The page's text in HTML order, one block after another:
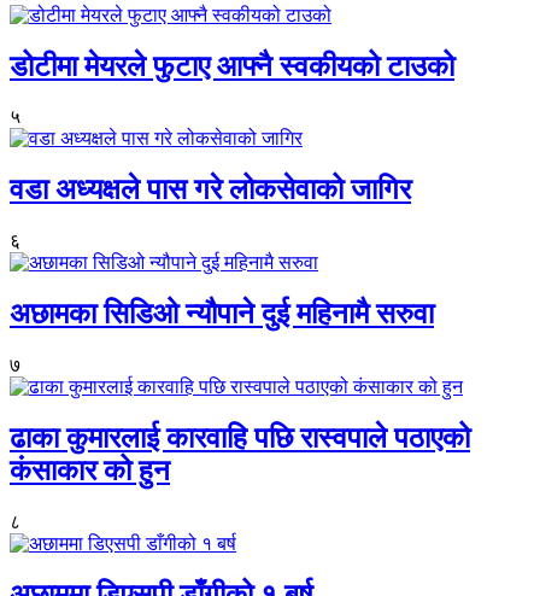
डोटीमा मेयरले फुटाए आफ्नै स्वकीयको टाउको
५
वडा अध्यक्षले पास गरे लोकसेवाको जागिर
६
अछामका सिडिओ न्यौपाने दुई महिनामै सरुवा
७
ढाका कुमारलाई कारवाहि पछि रास्वपाले पठाएको
कंसाकार को हुन
८